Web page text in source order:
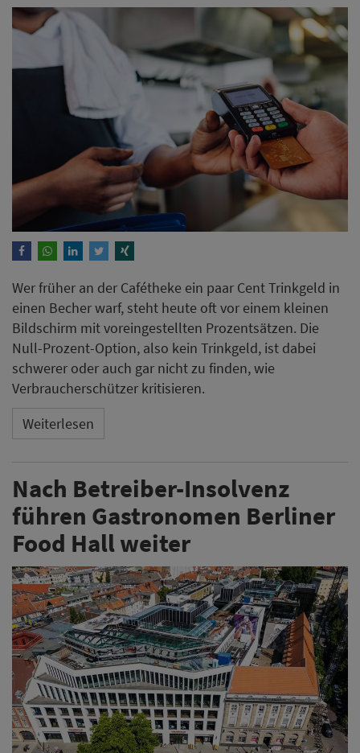
Wer früher an der Cafétheke ein paar Cent Trinkgeld in
einen Becher warf, steht heute oft vor einem kleinen
Bildschirm mit voreingestellten Prozentsätzen. Die
Null-Prozent-Option, also kein Trinkgeld, ist dabei
schwerer oder auch gar nicht zu finden, wie
Verbraucherschützer kritisieren.
Weiterlesen
Nach Betreiber-Insolvenz
führen Gastronomen Berliner
Food Hall weiter